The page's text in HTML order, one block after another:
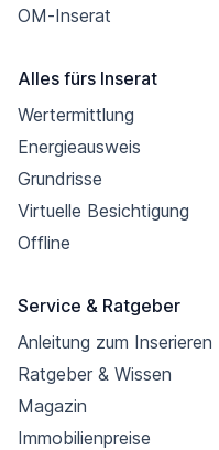
OM-Inserat
Alles fürs Inserat
Wertermittlung
Energieausweis
Grundrisse
Virtuelle Besichtigung
Offline
Service & Ratgeber
Anleitung zum Inserieren
Ratgeber & Wissen
Magazin
Immobilienpreise